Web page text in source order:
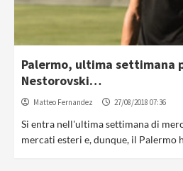
Palermo, ultima settimana
Nestorovski…
Matteo Fernandez 27/08/2018 07:36
Si entra nell'ultima settimana di
mercati esteri e, dunque, il Palermo